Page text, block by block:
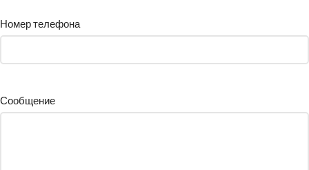
Номер телефона
Сообщение